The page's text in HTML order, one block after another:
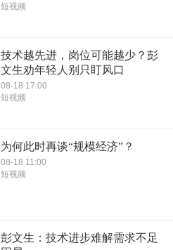
短视频
技术越先进，岗位可能越少？彭
文生劝年轻人别只盯风口
08-18 17:00
短视频
为何此时再谈“规模经济”？
08-18 11:00
短视频
彭文生：技术进步难解需求不足